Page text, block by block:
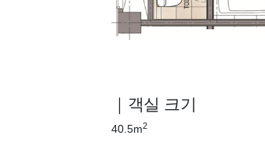
｜객실 크기
40.5m2